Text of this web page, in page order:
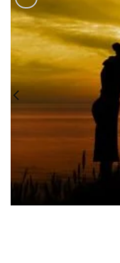
הוסף
לרשימת
המשאלות